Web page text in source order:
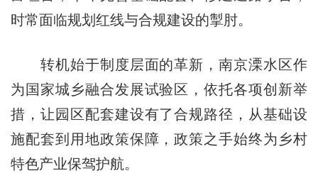
时常面临规划红线与合规建设的掣肘。
转机始于制度层面的革新，南京溧水区作
为国家城乡融合发展试验区，依托各项创新举
措，让园区配套建设有了合规路径，从基础设
施配套到用地政策保障，政策之手始终为乡村
特色产业保驾护航。